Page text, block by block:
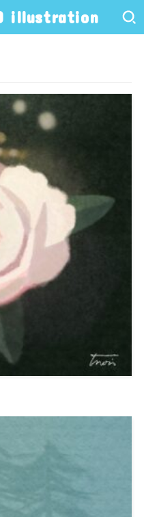
illustration